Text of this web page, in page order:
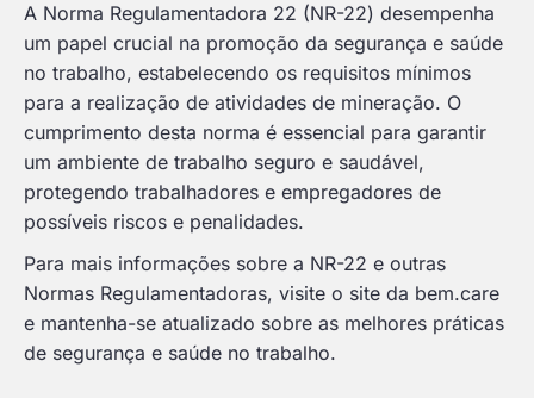
A Norma Regulamentadora 22 (NR-22) desempenha
um papel crucial na promoção da segurança e saúde
no trabalho, estabelecendo os requisitos mínimos
para a realização de atividades de mineração. O
cumprimento desta norma é essencial para garantir
um ambiente de trabalho seguro e saudável,
protegendo trabalhadores e empregadores de
possíveis riscos e penalidades.
Para mais informações sobre a NR-22 e outras
Normas Regulamentadoras, visite o site da bem.care
e mantenha-se atualizado sobre as melhores práticas
de segurança e saúde no trabalho.